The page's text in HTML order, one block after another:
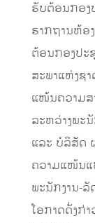
ຮັບຕ້ອນກອງ
ຮາກຖານຫ້ອ
ຕ້ອນກອງປະ
ສະພາແຫ່ງຊ
ແໜ້ນຄວາມສ
ລະຫວ່າງພະ
ແລະ ບໍລິສັດ
ຄວາມແໜ້ນແ
ພະນັກງານ-
ໂອກາດດັ່ງກ່